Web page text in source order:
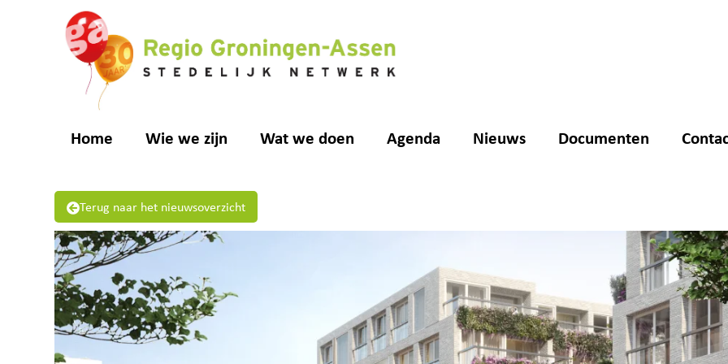
Home Wie we zijn Wat we doen Agenda Nieuws Documenten
Terug naar het nieuwsoverzicht